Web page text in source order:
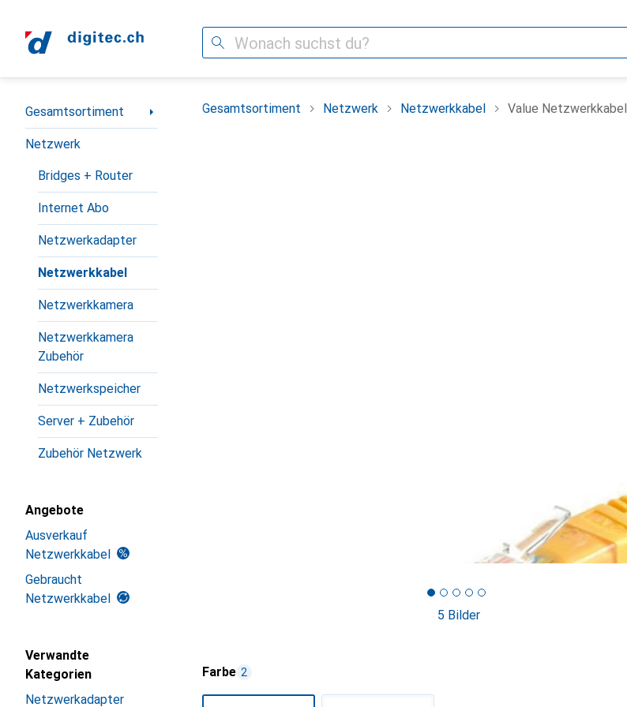
Suche
Navigation nach Kategorien
Gesamtsortiment
Netzwerk
Bridges + Router
Internet Abo
Netzwerkadapter
Netzwerkkabel
Netzwerkkamera
Netzwerkkamera
Zubehör
Netzwerkspeicher
Server + Zubehör
Zubehör Netzwerk
Angebote
Ausverkauf
Netzwerkkabel
Gebraucht
Netzwerkkabel
Verwandte
Kategorien
Netzwerkadapter
Gesamtsortiment Netzwerk Netzwerkkabel Value Netzwerkkabel
5 Bilder
Farbe 2